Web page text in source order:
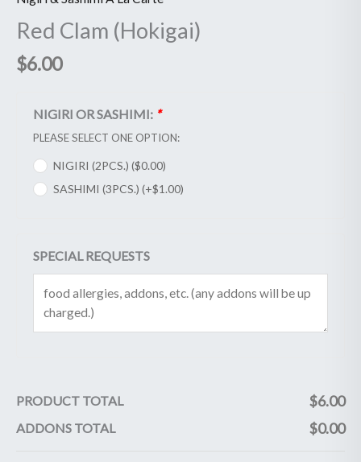
Red Clam (Hokigai)
$6.00
NIGIRI OR SASHIMI: *
PLEASE SELECT ONE OPTION:
NIGIRI (2PCS.) ($0.00)
SASHIMI (3PCS.) (+$1.00)
SPECIAL REQUESTS
PRODUCT TOTAL $6.00
ADDONS TOTAL $0.00